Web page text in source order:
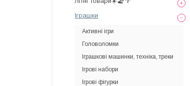
Іграшки
Активні ігри
Головоломки
Іграшкові машинки, техніка, треки
Ігрові набори
Ігрові фігурки